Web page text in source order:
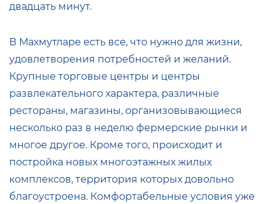
двадцать минут.
В Махмутларе есть все, что нужно для жизни,
удовлетворения потребностей и желаний.
Крупные торговые центры и центры
развлекательного характера, различные
рестораны, магазины, организовывающиеся
несколько раз в неделю фермерские рынки и
многое другое. Кроме того, происходит и
постройка новых многоэтажных жилых
комплексов, территория которых довольно
благоустроена. Комфортабельные условия уже